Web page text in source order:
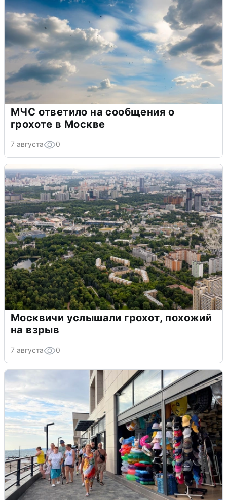
МЧС ответило на сообщения о
грохоте в Москве
7 августа 0
Москвичи услышали грохот, похожий
на взрыв
7 августа 0